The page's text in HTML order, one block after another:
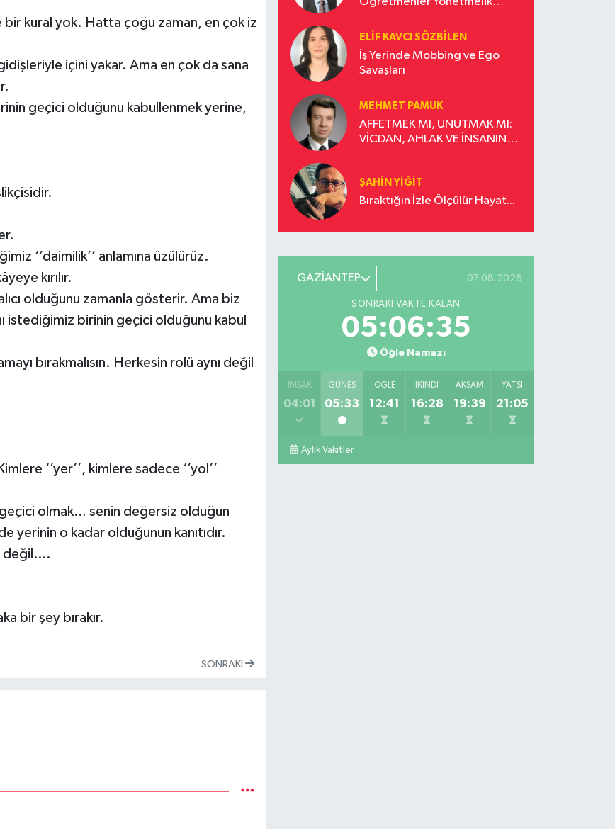
bir kural yok. Hatta çoğu zaman, en çok iz
içini yakar. Ama en çok da sana
geçici olduğunu kabullenmek yerine,
‘’daimilik’’ anlamına üzülürüz.
kırılır.
olduğunu zamanla gösterir. Ama biz
istediğimiz birinin geçici olduğunu kabul
bırakmalısın. Herkesin rolü aynı değil
‘’yer’’, kimlere sadece ‘’yol’’
olmak… senin değersiz olduğun
yerinin o kadar olduğunun kanıtıdır.
değil….
bir şey bırakır.
SONRAKI
ELIF KAVCI SÖZBILEN
İş Yerinde Mobbing ve Ego
Savaşları
MEHMET PAMUK
AFFETMEK Mİ, UNUTMAK MI:
VİCDAN, AHLAK VE İNSANIN
ŞAHIN YIĞIT
Bıraktığın İzle Ölçülür Hayat...
GAZİANTEP 07.08.2026
SONRAKI VAKTE KALAN
05:06:35
Öğle Namazı
İMSAK
04:01
GÜNEŞ
05:33
ÖĞLE
12:41
İKINDI
16:28
AKŞAM
19:39
YATSI
21:05
Aylık Vakitler